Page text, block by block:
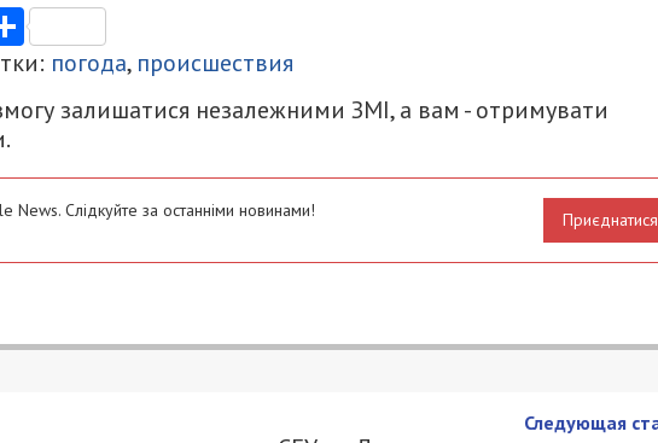
Поділитися
погода, происшествия
залишатися незалежними ЗМІ, а вам - отримувати
Слідкуйте за останніми новинами! Приєднатися
сексизма теперь смогут